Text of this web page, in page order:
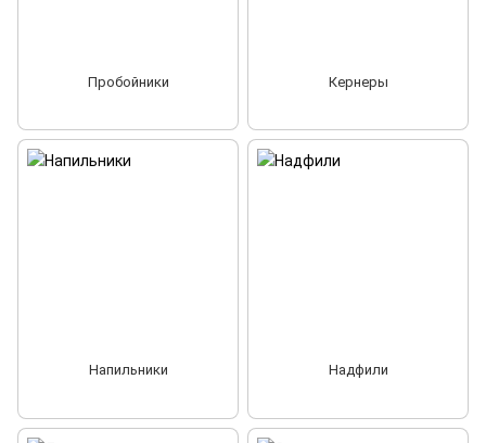
Пробойники Кернеры
Напильники Надфили